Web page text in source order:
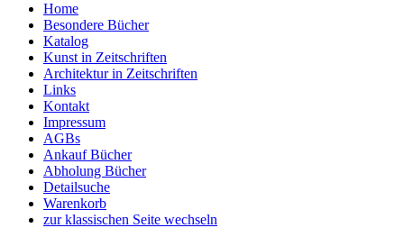
Home
Besondere Bücher
Katalog
Kunst in Zeitschriften
Architektur in Zeitschriften
Links
Kontakt
Impressum
AGBs
Ankauf Bücher
Abholung Bücher
Detailsuche
Warenkorb
zur klassischen Seite wechseln